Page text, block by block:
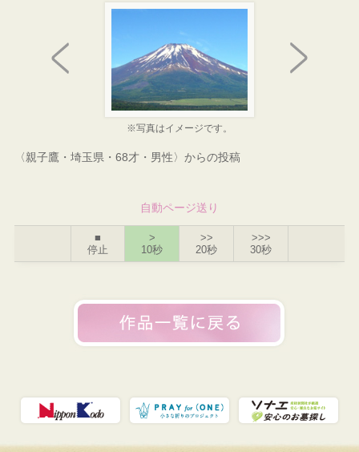
※写真はイメージです。
〈親子鷹・埼玉県・68才・男性〉からの投稿
自動ページ送り
■
停止
>
10秒
>>
20秒
>>>
30秒